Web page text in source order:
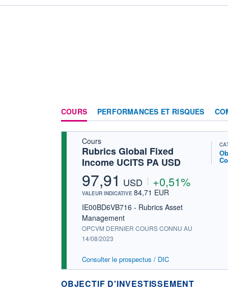
COURS PERFORMANCES ET RISQUES
Cours
Rubrics Global Fixed
Income UCITS PA USD
97,91 USD +0,51%
VALEUR INDICATIVE 84,71 EUR
IE00BD6VB716 - Rubrics Asset
Management
OPCVM DERNIER COURS CONNU AU
14/08/2023
Consulter le prospectus / DIC
OBJECTIF D'INVESTISSEMENT